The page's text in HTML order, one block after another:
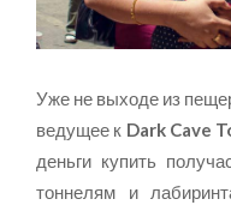
Уже не выходе из
ведущее к Dark Cave
деньги купить
тоннелям и